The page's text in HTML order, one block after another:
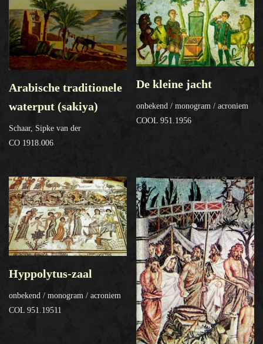
Arabische traditionele
waterput (sakiya)
Schaar, Sipke van der
CO 1918.006
De kleine jacht
onbekend / monogram / acroniem
COOL 951.1956
Hyppolytus-zaal
onbekend / monogram / acroniem
COL 951.19511